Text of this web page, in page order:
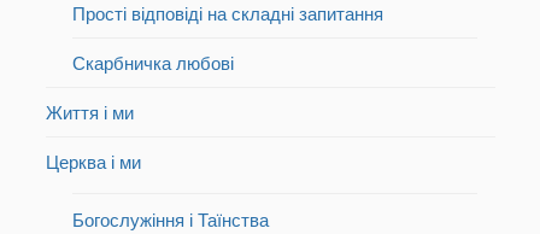
Прості відповіді на складні запитання
Скарбничка любові
Життя і ми
Церква і ми
Богослужіння і Таїнства